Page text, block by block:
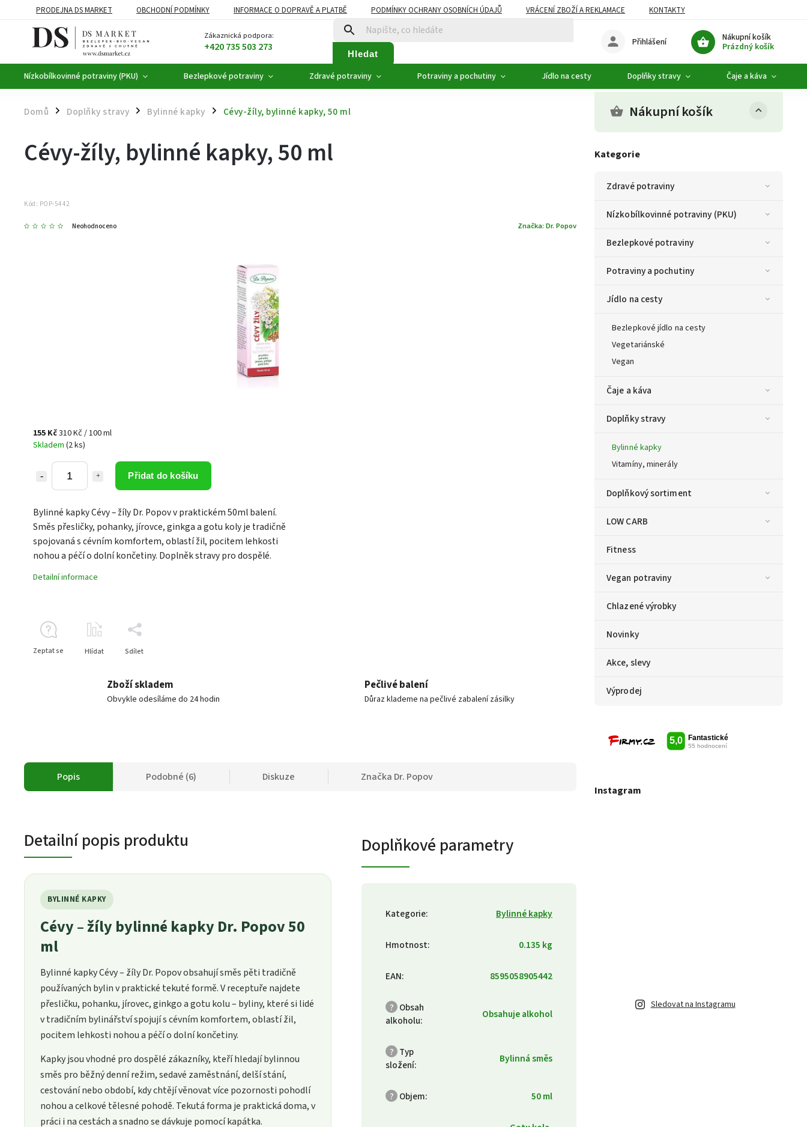
PRODEJNA DS MARKET OBCHODNÍ PODMÍNKY INFORMACE O DOPRAVĚ A PLATBĚ PODMÍNKY OCHRANY OSOBNÍCH ÚDAJŮ VRÁCENÍ ZBOŽÍ A REKLAMACE
KONTAKTY
BEZLEPKOVÉ POTRAVINY
ZDRAVÉ POTRAVINY NOVINKY AKCE, SLEVY
Zákaznická podpora:
+420 735 503 273 Hledat
Nákupní košík
Prázdný košík
Přihlášení
Nízkobílkovinné potraviny (PKU) Bezlepkové potraviny Zdravé potraviny Potraviny a pochutiny Jídlo na cesty Doplňky stravy Čaje a káva
Domů / Doplňky stravy / Bylinné kapky / Cévy-žíly, bylinné kapky, 50 ml Nákupní košík
Kategorie
Zdravé potraviny
Nízkobílkovinné potraviny (PKU)
Bezlepkové potraviny
Potraviny a pochutiny
Jídlo na cesty
Bezlepkové jídlo na cesty
Vegetariánské
Vegan
Čaje a káva
Doplňky stravy
Bylinné kapky
Vitamíny, minerály
Doplňkový sortiment
LOW CARB
Fitness
Vegan potraviny
Chlazené výrobky
Novinky
Akce, slevy
Výprodej
Instagram
Sledovat na Instagramu
Cévy-žíly, bylinné kapky, 50 ml
Kód: POP-5442
Neohodnoceno Značka: Dr. Popov
155 Kč310 Kč / 100 ml
Skladem (2 ks)
Přidat do košíku
Bylinné kapky Cévy – žíly Dr. Popov v praktickém 50ml balení.
Směs přesličky, pohanky, jírovce, ginkga a gotu koly je tradičně
spojovaná s cévním komfortem, oblastí žil, pocitem lehkosti
nohou a péčí o dolní končetiny. Doplněk stravy pro dospělé.
Detailní informace
Zeptat se Hlídat Sdílet
Zboží skladem
Obvykle odesíláme do 24 hodin
Pečlivé balení
Důraz klademe na pečlivé zabalení zásilky
Popis Podobné (6) Diskuze Značka Dr. Popov
Detailní popis produktu
BYLINNÉ KAPKY
Cévy – žíly bylinné kapky Dr. Popov 50
ml
Bylinné kapky Cévy – žíly Dr. Popov obsahují směs pěti tradičně
používaných bylin v praktické tekuté formě. V receptuře najdete
přesličku, pohanku, jírovec, ginkgo a gotu kolu – byliny, které si lidé
v tradičním bylinářství spojují s cévním komfortem, oblastí žil,
pocitem lehkosti nohou a péčí o dolní končetiny.
Kapky jsou vhodné pro dospělé zákazníky, kteří hledají bylinnou
směs pro běžný denní režim, sedavé zaměstnání, delší stání,
cestování nebo období, kdy chtějí věnovat více pozornosti pohodlí
nohou a celkové tělesné pohodě. Tekutá forma je praktická doma, v
práci i na cestách a snadno se dávkuje pomocí kapátka.
Doplňkové parametry
Kategorie: Bylinné kapky
Hmotnost: 0.135 kg
EAN: 8595058905442
? Obsah
alkoholu: Obsahuje alkohol
? Typ
složení: Bylinná směs
? Objem: 50 ml